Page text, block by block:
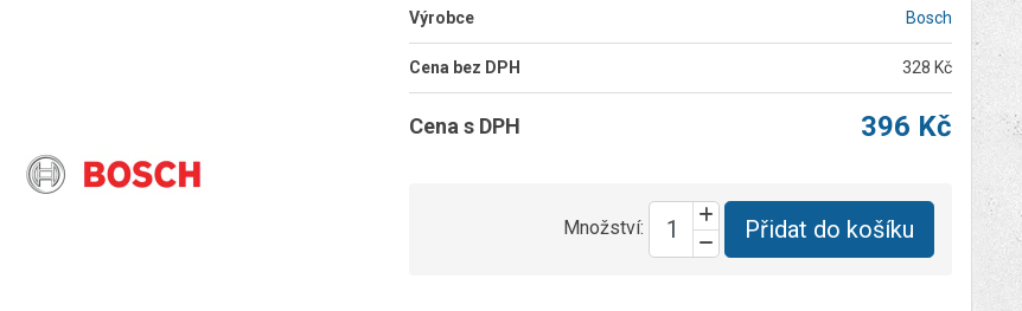
Výrobce Bosch
Cena bez DPH 328 Kč
Cena s DPH 396 Kč
Množství: Přidat do košíku